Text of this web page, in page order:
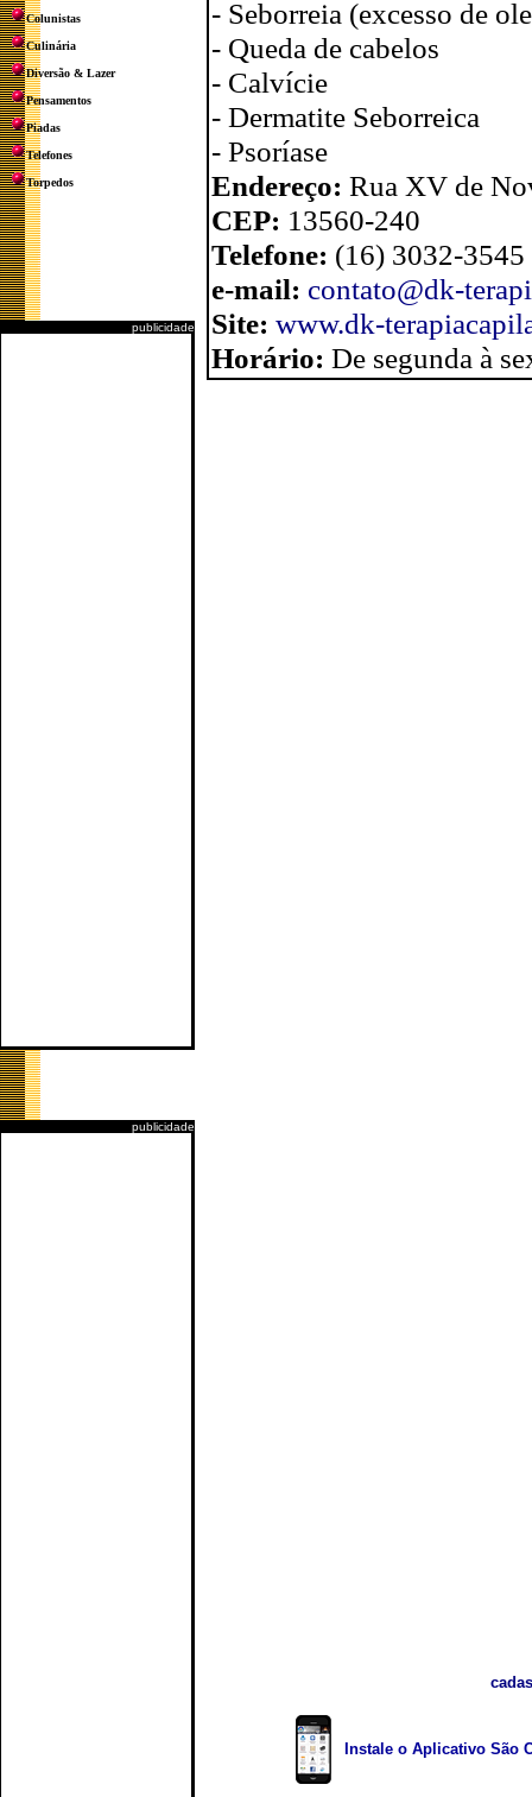
Colunistas
Culinária
Diversão & Lazer
Pensamentos
Piadas
Telefones
Torpedos
publicidade
publicidade
- Seborreia (excesso de
- Queda de cabelos
- Calvície
- Dermatite Seborreica
- Psoríase
Endereço: Rua XV de
CEP: 13560-240
Telefone: (16) 3032-
e-mail: contato@dk-
Site: www.dk-
Horário: De segunda à
Instale o Aplicativo São